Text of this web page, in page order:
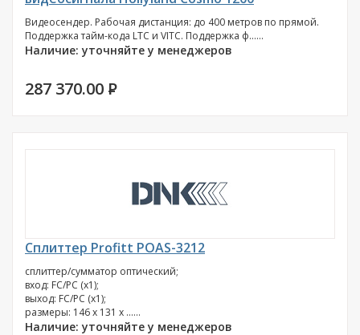
Видеосендер. Рабочая дистанция: до 400 метров по прямой.
Поддержка тайм-кода LTC и VITC. Поддержка ф......
Наличие: уточняйте у менеджеров
287 370.00 P
Сплиттер Profitt POAS-3212
сплиттер/сумматор оптический;
вход: FC/PC (х1);
выход: FC/PC (х1);
размеры: 146 х 131 х ......
Наличие: уточняйте у менеджеров